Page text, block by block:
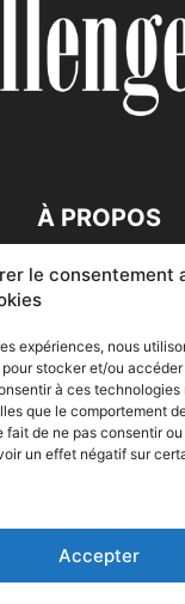
le consentement
expériences, nous
stocker et/ou
à ces technologies
que le comportement
fait de ne pas consentir
un effet négatif sur
Accepter
À PROPOS
SUIVEZ NOUS
Entreprises
HIGH-TECH Auto-